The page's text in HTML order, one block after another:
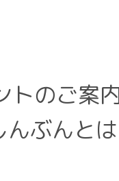
トのご案
んぶんとは